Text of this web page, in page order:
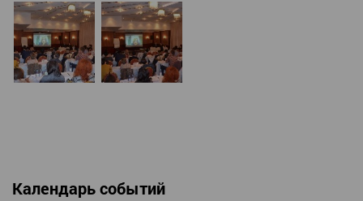
Календарь событий